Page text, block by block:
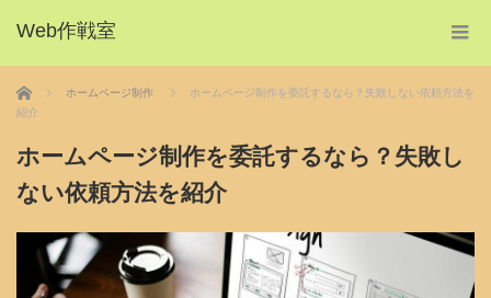
Web作戦室
ホーム ホームページ制作
ホームページ制作を委託するなら？失敗しない依頼方法を
紹介
ホームページ制作を委託するなら？失敗し
ない依頼方法を紹介